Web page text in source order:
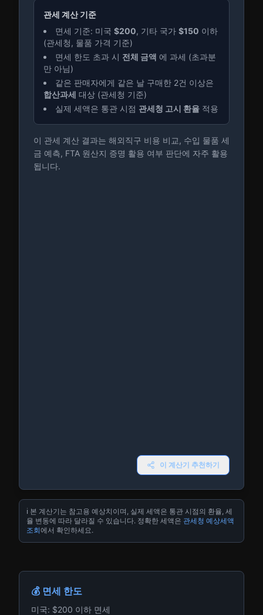
관세 계산 기준
면세 기준: 미국 $200, 기타 국가 $150 이하
(관세청, 물품 가격 기준)
면세 한도 초과 시 전체 금액 에 과세 (초과분
만 아님)
같은 판매자에게 같은 날 구매한 2건 이상은
합산과세 대상 (관세청 기준)
실제 세액은 통관 시점 관세청 고시 환율 적용
이 관세 계산 결과는 해외직구 비용 비교, 수입 물품 세
금 예측, FTA 원산지 증명 활용 여부 판단에 자주 활용
됩니다.
이 계산기 추천하기
ℹ️ 본 계산기는 참고용 예상치이며, 실제 세액은 통관 시점의 환율, 세
율 변동에 따라 달라질 수 있습니다. 정확한 세액은 관세청 예상세액
조회에서 확인하세요.
💰 면세 한도
미국: $200 이하 면세